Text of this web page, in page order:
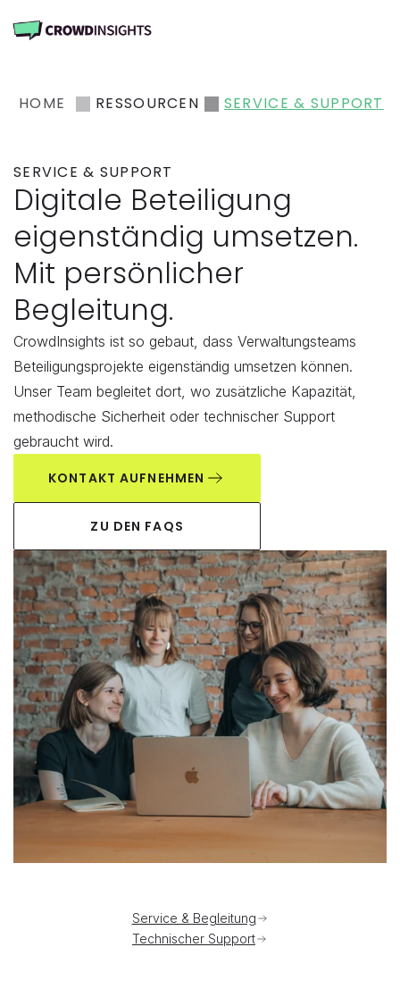
HOME RESSOURCEN SERVICE & SUPPORT
SERVICE & SUPPORT
Digitale Beteiligung
eigenständig umsetzen.
Mit persönlicher
Begleitung.
CrowdInsights ist so gebaut, dass Verwaltungsteams
Beteiligungsprojekte eigenständig umsetzen können.
Unser Team begleitet dort, wo zusätzliche Kapazität,
methodische Sicherheit oder technischer Support
gebraucht wird.
KONTAKT AUFNEHMEN
ZU DEN FAQS
Service & Begleitung
Technischer Support